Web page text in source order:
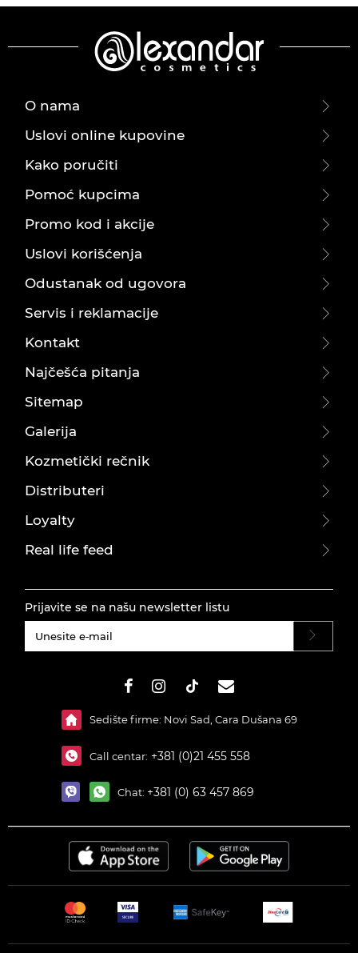
O nama
Uslovi online kupovine
Kako poručiti
Pomoć kupcima
Promo kod i akcije
Uslovi korišćenja
Odustanak od ugovora
Servis i reklamacije
Kontakt
Najčešća pitanja
Sitemap
Galerija
Kozmetički rečnik
Distributeri
Loyalty
Real life feed
Prijavite se na našu newsletter listu
Sedište firme: Novi Sad, Cara Dušana 69
Call centar: +381 (0)21 455 558
Chat: +381 (0) 63 457 869